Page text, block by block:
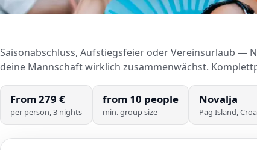
Saisonabschluss, Aufstiegsfeier oder Vereinsurlaub —
deine Mannschaft wirklich zusammenwächst.
From279 €
per person, 3 nights
from 10 people
min. group size
Novalja
Pag Island,